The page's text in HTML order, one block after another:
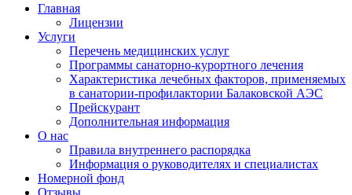
Главная
Лицензии
Услуги
Перечень медицинских услуг
Программы санаторно-курортного лечения
Характеристика лечебных факторов, применяемых
в санатории-профилактории Балаковской АЭС
Прейскурант
Дополнительная информация
О нас
Правила внутреннего распорядка
Информация о руководителях и специалистах
Номерной фонд
Отзывы